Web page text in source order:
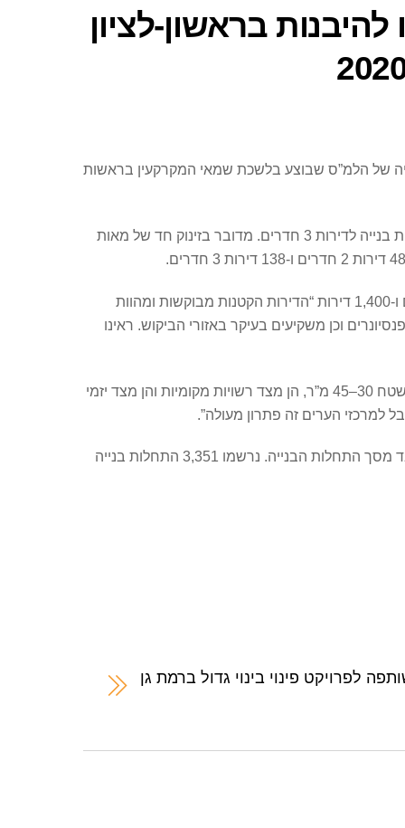
קטנות החלו להיבנות בראשון-לציון
של 2020 – כך עולה מניתוח נתוני התחלות הבנייה של הלמ”ס שבוצע בלשכת שמאי המקרקעין בראשות
בחלוקה לפי מספר חדרים, מינואר עד ספטמבר 2020 היו 429 התחלות בנייה לדירות 2 חדרים בראשון לציון ועוד 242 התחלות בנייה לדירות 3 חדרים. מדובר בזינוק חד של מאות
, הבונה בראשון לציון את פרויקט “דוניץ בקריית האמנים” הכולל 14 מגדלים ו-1,400 דירות “הדירות הקטנות מבוקשות ומהוות
וכן משקיעים בעיקר באזורי הביקוש. ראינו
, “יש כיום דרישה הולכת וגוברת ל’מיקרו דירות’ בשטח 30–45 מ”ר, הן מצד רשויות מקומיות והן מצד יזמי
למרכזי הערים זה פתרון מעולה”.
ברמה ארצית החלו להיבנות בשלושת הרבעונים הראשונים של 2020 כ-5,700 דירות קטנות בנות 2-3 חדרים, שהיוו 16% בלבד מסך התחלות הבנייה. נרשמו 3,351 התחלות בנייה
לפרויקט פינוי בינוי גדול ברמת גן